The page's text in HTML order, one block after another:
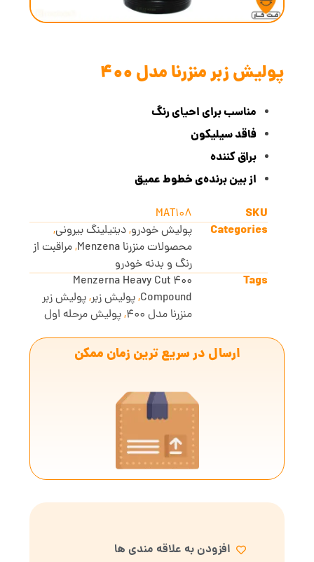
پولیش زبر منزرنا مدل 400
مناسب برای احیای رنگ
فاقد سیلیکون
براق کننده
از بین برنده‌ی خطوط عمیق
SKU
MAT108
Categories پولیش خودرو,دیتیلینگ بیرونی,
محصولات منزرنا Menzena
,مراقبت از
رنگ و بدنه خودرو
Tags
400 Menzerna Heavy Cut
Compound
,پولیش زبر,پولیش زبر
منزرنا مدل 400
,پولیش مرحله اول
ارسال در سریع ترین زمان ممکن
افزودن به علاقه مندی ها